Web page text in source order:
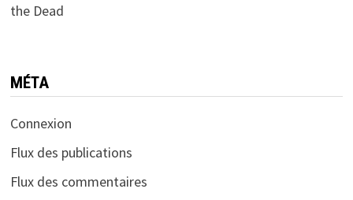
the Dead
MÉTA
Connexion
Flux des publications
Flux des commentaires